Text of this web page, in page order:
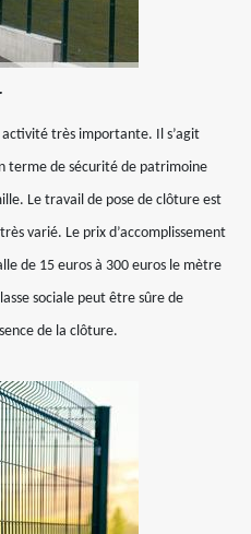
très importante. Il s’agit
terme de sécurité de patrimoine
Le travail de pose de clôture est
varié. Le prix d’accomplissement
de 15 euros à 300 euros le mètre
sociale peut être sûre de
de la clôture.